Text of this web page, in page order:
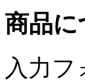
商品
入力